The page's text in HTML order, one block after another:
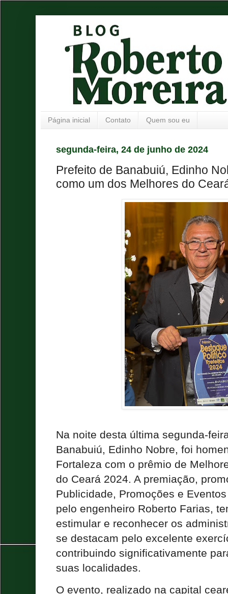
Página inicial Contato Quem sou eu
segunda-feira, 24 de junho de 2024
Prefeito de Banabuiú, Edinho
como um dos Melhores do
Na noite desta última segunda-
Banabuiú, Edinho Nobre, foi
Fortaleza com o prêmio de
do Ceará 2024. A premiação,
Publicidade, Promoções e
pelo engenheiro Roberto Farias,
estimular e reconhecer os
se destacam pelo excelente
contribuindo significativamente
suas localidades.
O evento, realizado na capital